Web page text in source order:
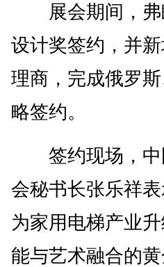
展会期间，弗
设计奖签约，并
理商，完成俄罗
略签约。
签约现场，中
会秘书长张乐祥
为家用电梯产业
能与艺术融合的